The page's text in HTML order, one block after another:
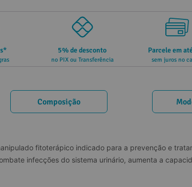
5% de desconto
no PIX ou Transferência
Parcele em
sem juros no
Composição
fitoterápico indicado para a prevenção e
infecções do sistema urinário, aumenta a